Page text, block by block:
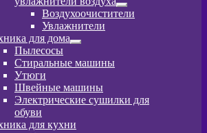
Развернутое
вложенное
Воздухоочистители
Увлажнители
для дома
Развернутое
меню
Пылесосы
Стиральные машины
Утюги
Швейные машины
Электрические сушилки для
обуви
для кухни